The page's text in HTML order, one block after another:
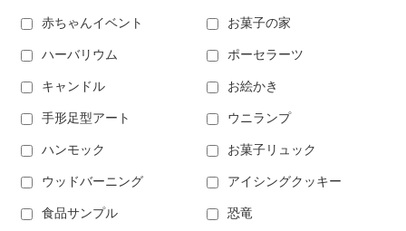
赤ちゃんイベント お菓子の家
ハーバリウム ポーセラーツ
キャンドル お絵かき
手形足型アート ウニランプ
ハンモック お菓子リュック
ウッドバーニング アイシングクッキー
食品サンプル 恐竜